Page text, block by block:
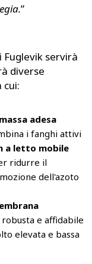
”
Fuglevik servirà
diverse
adesa
i fanghi attivi
a letto mobile
ridurre il
dell'azoto
e affidabile
elevata e bassa